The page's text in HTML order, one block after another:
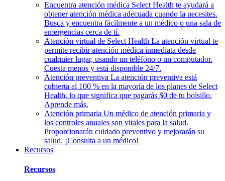
Encuentra atención médica Select Health te ayudará a
obtener atención médica adecuada cuando la necesites.
Busca y encuentra fácilmente a un médico o una sala de
emergencias cerca de tí.
Atención virtual de Select Health La atención virtual te
permite recibir atención médica inmediata desde
cualquier lugar, usando un teléfono o un computador.
Cuesta menos y está disponible 24/7.
Atención preventiva La atención preventiva está
cubierta al 100 % en la mayoría de los planes de Select
Health, lo que significa que pagarás $0 de tu bolsillo.
Aprende más.
Atención primaria Un médico de atención primaria y
los controles anuales son vitales para la salud.
Proporcionarán cuidado preventivo y mejorarán su
salud. ¡Consulta a un médico!
Recursos
Recursos